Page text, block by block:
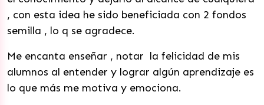
, con esta idea he sido beneficiada con 2 fondos
semilla , lo q se agradece.
Me encanta enseñar , notar la felicidad de mis
alumnos al entender y lograr algún aprendizaje es
lo que más me motiva y emociona.